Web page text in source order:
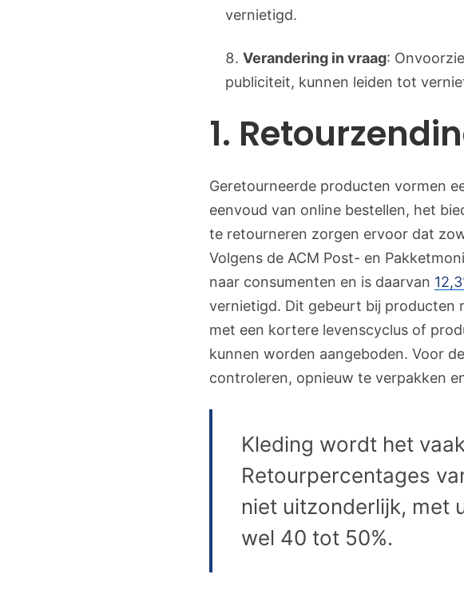
vernietigd.
Verandering in vraag:
publiciteit, kunnen leiden tot
1.
Geretourneerde producten vormen
eenvoud van online bestellen, het
te retourneren zorgen ervoor dat
Volgens de ACM Post- en
naar consumenten en is daarvan
vernietigd. Dit gebeurt bij producten
met een kortere levenscyclus of
kunnen worden aangeboden. Voor
controleren, opnieuw te verpakken
Kleding wordt het
Retourpercentages
niet uitzonderlijk, met
wel 40 tot 50%.